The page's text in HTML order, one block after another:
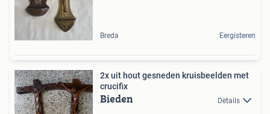
Breda Eergisteren
2x uit hout gesneden kruisbeelden met
crucifix
Bieden Details